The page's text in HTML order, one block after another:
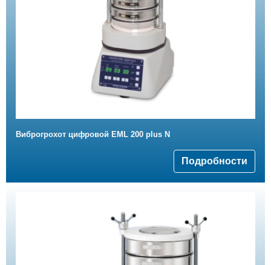
Виброгрохот цифровой EML 200 plus N
Подробности